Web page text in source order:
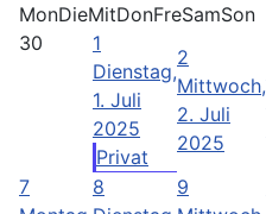
MonDieMitDonFreSamSon
30
1
Dienstag,
1. Juli
2025
Privat
2
Mittwoch,
2. Juli
2025
7
8
9